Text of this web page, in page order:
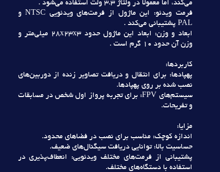
مي‌کند، اما معمولاً در ولتاژ 3.3 ولت استفاده مي‌شود .
فرمت ويدئو: اين ماژول از فرمت‌هاي ويدئويي NTSC و
PAL پشتيباني مي‌کند .
ابعاد و وزن: ابعاد اين ماژول حدود 28x23x3 ميلي‌متر و
وزن آن حدود 10 گرم است .
کاربردها:
پهپادها: براي انتقال و دريافت تصاوير زنده از دوربين‌هاي
نصب شده بر روي پهپادها.
سيستم‌هاي FPV: براي تجربه پرواز اول شخص در مسابقات
و تفريحات.
مزايا:
اندازه کوچک: مناسب براي نصب در فضاهاي محدود.
حساسيت بالا: توانايي دريافت سيگنال‌هاي ضعيف.
پشتيباني از فرمت‌هاي مختلف ويدئويي: انعطاف‌پذيري در
استفاده با دستگاه‌هاي مختلف.